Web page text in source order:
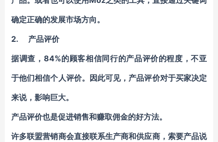
确定正确的发展市场方向。
2. 产品评价
据调查，84%的顾客相信同行的产品评价的程度，不亚
于他们相信个人评价。因此可见，产品评价对于买家决定
来说，影响巨大。
产品评价也是促进销售和赚取佣金的好方法。
许多联盟营销商会直接联系生产商和供应商，索要产品说